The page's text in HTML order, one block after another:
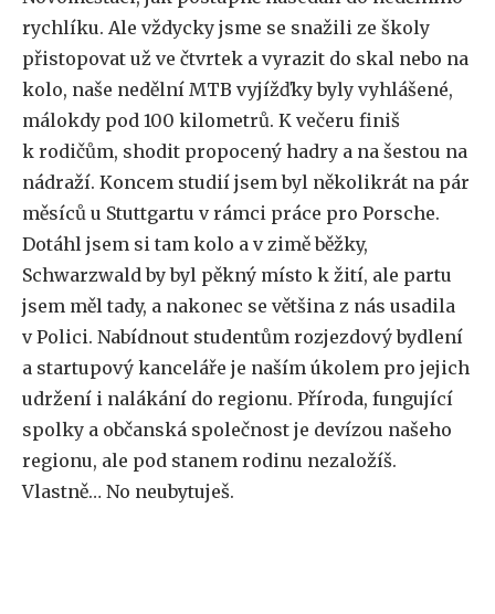
rychlíku. Ale vždycky jsme se snažili ze školy
přistopovat už ve čtvrtek a vyrazit do skal nebo na
kolo, naše nedělní MTB vyjížďky byly vyhlášené,
málokdy pod 100 kilometrů. K večeru finiš
k rodičům, shodit propocený hadry a na šestou na
nádraží. Koncem studií jsem byl několikrát na pár
měsíců u Stuttgartu v rámci práce pro Porsche.
Dotáhl jsem si tam kolo a v zimě běžky,
Schwarzwald by byl pěkný místo k žití, ale partu
jsem měl tady, a nakonec se většina z nás usadila
v Polici. Nabídnout studentům rozjezdový bydlení
a startupový kanceláře je naším úkolem pro jejich
udržení i nalákání do regionu. Příroda, fungující
spolky a občanská společnost je devízou našeho
regionu, ale pod stanem rodinu nezaložíš.
Vlastně… No neubytuješ.